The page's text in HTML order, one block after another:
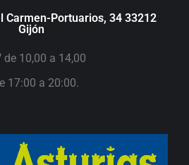
Carmen-Portuarios, 34 33212
Gijón
de 10,00 a 14,00
17:00 a 20:00.